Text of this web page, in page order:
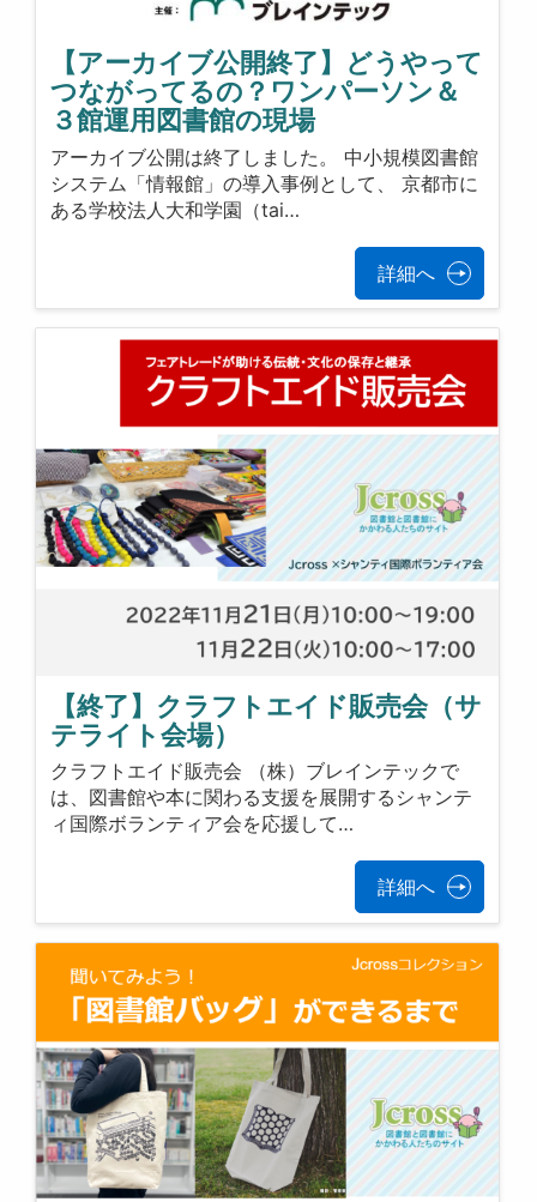
【アーカイブ公開終了】どうやって
つながってるの？ワンパーソン＆
３館運用図書館の現場
アーカイブ公開は終了しました。 中小規模図書館
システム「情報館」の導入事例として、 京都市に
ある学校法人大和学園（tai…
詳細へ
【終了】クラフトエイド販売会（サ
テライト会場）
クラフトエイド販売会 （株）ブレインテックで
は、図書館や本に関わる支援を展開するシャンテ
ィ国際ボランティア会を応援して…
詳細へ